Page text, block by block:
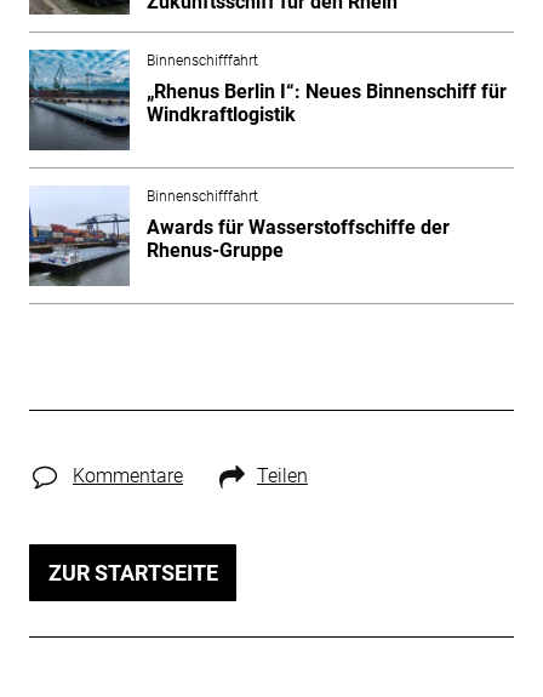
Binnenschifffahrt
„Rhenus Berlin I“: Neues Binnenschiff für
Windkraftlogistik
Binnenschifffahrt
Awards für Wasserstoffschiffe der
Rhenus-Gruppe
Kommentare Teilen
ZUR STARTSEITE